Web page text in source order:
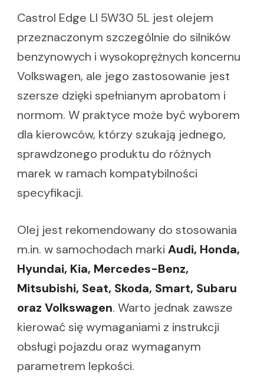
Castrol Edge Ll 5W30 5L jest olejem
przeznaczonym szczególnie do silników
benzynowych i wysokoprężnych koncernu
Volkswagen, ale jego zastosowanie jest
szersze dzięki spełnianym aprobatom i
normom. W praktyce może być wyborem
dla kierowców, którzy szukają jednego,
sprawdzonego produktu do różnych
marek w ramach kompatybilności
specyfikacji.
Olej jest rekomendowany do stosowania
m.in. w samochodach marki Audi, Honda,
Hyundai, Kia, Mercedes-Benz,
Mitsubishi, Seat, Skoda, Smart, Subaru
oraz Volkswagen. Warto jednak zawsze
kierować się wymaganiami z instrukcji
obsługi pojazdu oraz wymaganym
parametrem lepkości.